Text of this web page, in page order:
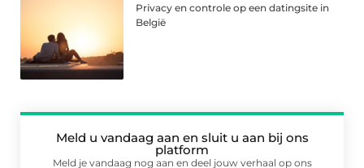
Privacy en controle op een datingsite in
België
Meld u vandaag aan en sluit u aan bij ons
platform
Meld je vandaag nog aan en deel jouw verhaal op ons